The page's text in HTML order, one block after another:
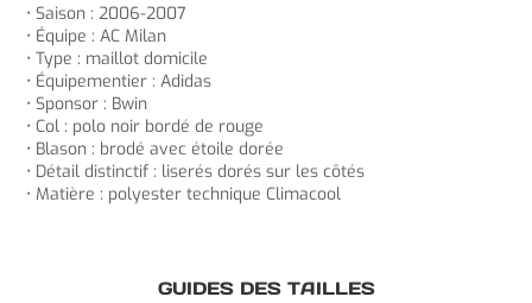
• Saison : 2006-2007
• Équipe : AC Milan
• Type : maillot domicile
• Équipementier : Adidas
• Sponsor : Bwin
• Col : polo noir bordé de rouge
• Blason : brodé avec étoile dorée
• Détail distinctif : liserés dorés sur les côtés
• Matière : polyester technique Climacool
GUIDES DES TAILLES